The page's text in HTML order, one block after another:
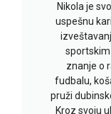
Nikola je
uspešnu
znanje o
fudbalu,
pruži
Kroz svoju